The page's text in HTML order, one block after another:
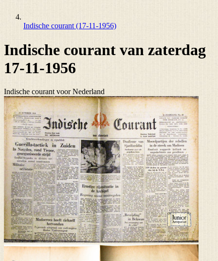
Indische courant (17-11-1956)
Indische courant van zaterdag
17-11-1956
Indische courant voor Nederland